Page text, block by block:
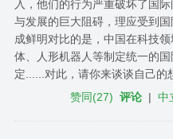
入，他们的行为严重破坏了国
与发展的巨大阻碍，理应受到
成鲜明对比的是，中国在科技
体、人形机器人等制定统一的
定......对此，请你来谈谈自己的
赞同(27) 评论 |中